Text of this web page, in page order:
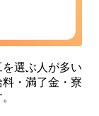
を選ぶ人が多い
・満了金・寮